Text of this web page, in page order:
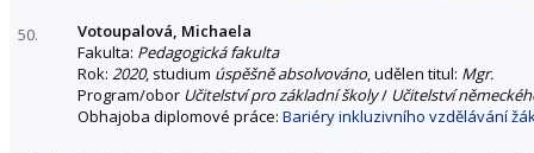
50.
Votoupalová, Michaela
Fakulta: Pedagogická fakulta
Rok: 2020, studium úspěšně absolvováno, udělen titul: Mgr.
Program/obor Učitelství pro základní školy/ Učitelství
Obhajoba diplomové práce: Bariéry inkluzivního vzdělávání